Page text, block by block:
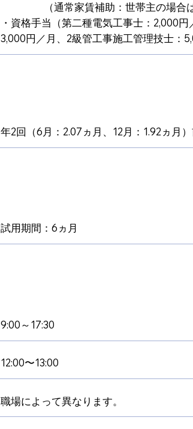
（通常家賃補助：世帯主の場合は
・資格手当（第二種電気工事士：2,000
3,000円／月、2級管工事施工管理技士：
年2回（6月：2.07ヵ月、12月：1.92ヵ月
試用期間：6ヵ月
9:00～17:30
12:00〜13:00
職場によって異なります。